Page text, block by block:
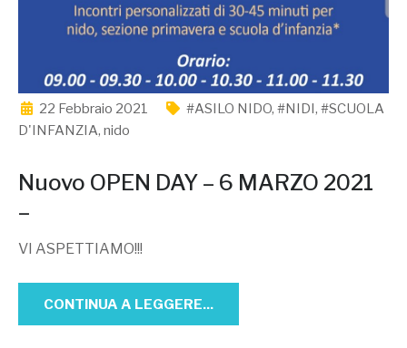
22 Febbraio 2021 #ASILO NIDO, #NIDI, #SCUOLA
D'INFANZIA, nido
Nuovo OPEN DAY – 6 MARZO 2021
–
VI ASPETTIAMO!!!
CONTINUA A LEGGERE...